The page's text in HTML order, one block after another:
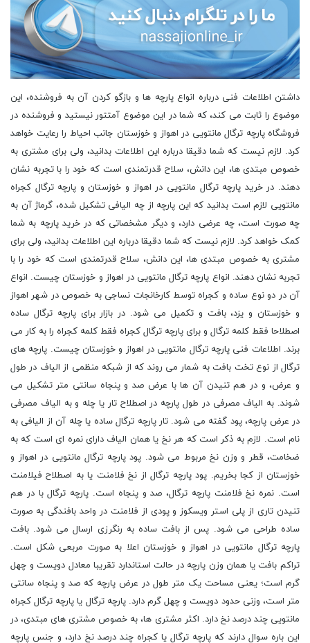
داشتن اطلاعات فنی درباره انواع پارچه ها و بازگو کردن آن به فروشنده، این
موضوع را ثابت می کند، که شما در این موضوع آمتتور نیستید و فروشنده در
فروشگاه پارچه ترگال مانتویی در اهواز و خوزستان جانب احیاط را رعایت خواهد
کرد. لازم نیست که شما دقیقا درباره این اطلاعات بدانید، ولی برای مشتری به
خصوص مبتدی ها، این دانش، سلاح قدرتمندی است که خود را با تجربه نشان
دهند. در خرید پارچه ترگال مانتویی در اهواز و خوزستان و پارچه ترگال کجراه
مانتویی لازم است بدانید که این پارچه از چه الیافی تشکیل شده، گرماژ آن به
چه صورت است، چه عرضی دارد، و دیگر مشخصاتی که در خرید پارچه به شما
کمک خواهد کرد. لازم نیست که شما دقیقا درباره این اطلاعات بدانید، ولی برای
مشتری به خصوص مبتدی ها، این دانش، سلاح قدرتمندی است که خود را با
تجربه نشان دهند. انواع پارچه ترگال مانتویی در اهواز و خوزستان چیست. انواع
آن در دو نوع ساده و کجراه توسط کارخانجات نساجی به خصوص در شهر اهواز
و خوزستان و یزد، بافت و تکمیل می شود. در بازار برای پارچه ترگال ساده
اصطلاحا فقط کلمه ترگال و برای پارچه ترگال کجراه فقط کلمه کجراه را به کار می
برند. اطلاعات فنی پارچه ترگال مانتویی در اهواز و خوزستان چیست. پارچه های
ترگال از نوع تخت بافت به شمار می روند که از شبکه منظمی از الیاف در طول
و عرض، و در هم تنیدن آن ها با عرض صد و پنجاه سانتی متر تشکیل می
شوند. به الیاف مصرفی در طول پارچه در اصطلاح تار یا چله و به الیاف مصرفی
در عرض پارچه، پود گفته می شود. تار پارچه ترگال ساده یا چله آن از الیافی به
نام است. لازم به ذکر است که هر نخ یا همان الیاف دارای نمره ای است که به
ضخامت، قطر و وزن نخ مربوط می شود. پود پارچه ترگال مانتویی در اهواز و
خوزستان از کجا بخریم. پود پارچه ترگال از نخ فلامنت یا به اصطلاح فیلامنت
است. نمره نخ فلامنت پارچه ترگال، صد و پنجاه است. پارچه ترگال با در هم
تنیدن تاری از پلی استر ویسکوز و پودی از فلامنت در واحد بافندگی به صورت
ساده طراحی می شود. پس از بافت ساده به رنگرزی ارسال می شود. بافت
پارچه ترگال مانتویی در اهواز و خوزستان اعلا به صورت مربعی شکل است.
تراکم بافت یا همان وزن پارچه در حالت استاندارد تقریبا معادل دویست و چهل
گرم است؛ یعنی مساحت یک متر طول در عرض پارچه که صد و پنجاه سانتی
متر است، وزنی حدود دویست و چهل گرم دارد. پارچه ترگال یا پارچه ترگال کجراه
مانتویی چند درصد نخ دارد. اکثر مشتری ها، به خصوص مشتری های مبتدی، در
این باره سوال دارند که پارچه ترگال یا کجراه چند درصد نخ دارد، و جنس پارچه